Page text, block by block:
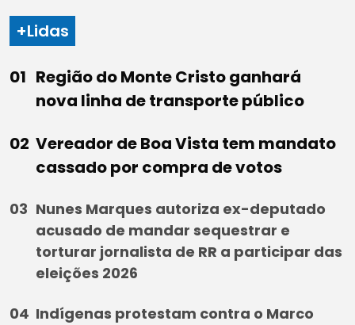
+Lidas
Região do Monte Cristo ganhará
nova linha de transporte público
Vereador de Boa Vista tem mandato
cassado por compra de votos
Nunes Marques autoriza ex-deputado
acusado de mandar sequestrar e
torturar jornalista de RR a participar das
eleições 2026
Indígenas protestam contra o Marco